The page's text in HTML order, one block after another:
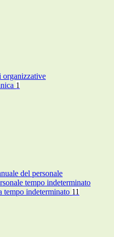
organizzative
1
del personale
tempo indeterminato
tempo indeterminato 11